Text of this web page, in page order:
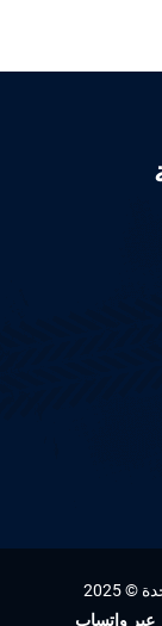
2025
عبر واتساب